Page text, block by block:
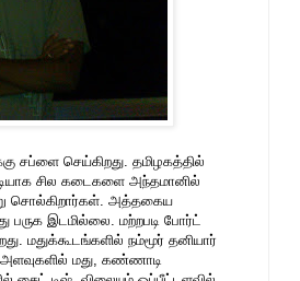
சப்ளை செய்கிறது. தமிழகத்தில்
சில கடைகளை அந்தமானில்
சொல்கிறார்கள். அத்தகைய
பருக இடமில்லை. மற்றபடி போர்ட்
மதுக்கூடங்களில் நம்மூர் தனியார்
மது, கண்ணாடி